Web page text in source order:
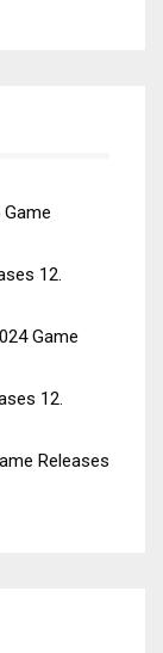
12.
Game
12.
Releases